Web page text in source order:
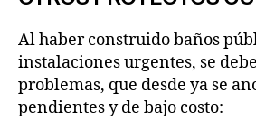
Al haber construido baños
instalaciones urgentes, se
problemas, que desde ya se
pendientes y de bajo costo: